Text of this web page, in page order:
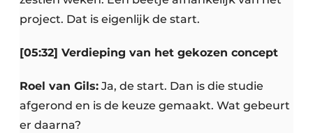
project. Dat is eigenlijk de start.
[05:32] Verdieping van het gekozen concept
Roel van Gils: Ja, de start. Dan is die studie
afgerond en is de keuze gemaakt. Wat gebeurt
er daarna?